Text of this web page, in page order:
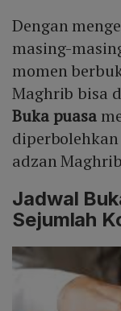
Dengan
masing-
momen
Maghrib bisa
Buka puasa
adzan
Jadwal
Sejumlah